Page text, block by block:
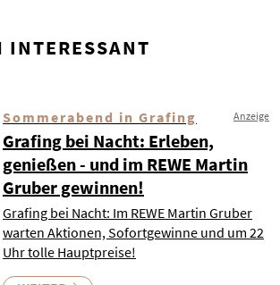
INTERESSANT
Sommerabend in Grafing Anzeige
Grafing bei Nacht: Erleben,
genießen - und im REWE Martin
Gruber gewinnen!
Grafing bei Nacht: Im REWE Martin Gruber
warten Aktionen, Sofortgewinne und um 22
Uhr tolle Hauptpreise!